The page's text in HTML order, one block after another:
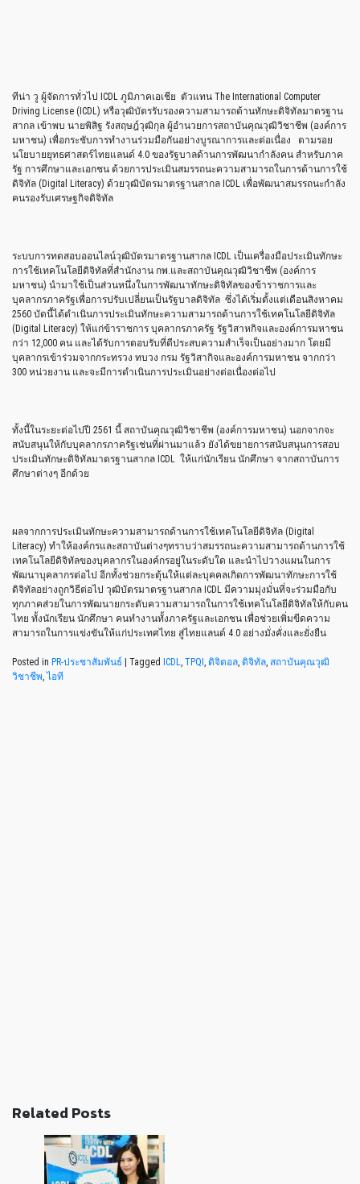
ทีน่า วู ผู้จัดการทั่วไป ICDL ภูมิภาคเอเชีย ตัวแทน The International Computer
Driving License (ICDL) หรือวุฒิบัตรรับรองความสามารถด้านทักษะดิจิทัลมาตรฐาน
สากล เข้าพบ นายพิสิฐ รังสฤษฎ์วุฒิกุล ผู้อำนวยการสถาบันคุณวุฒิวิชาชีพ (องค์การ
มหาชน) เพื่อกระชับการทำงานร่วมมือกันอย่างบูรณาการและต่อเนื่อง ตามรอย
นโยบายยุทธศาสตร์ไทยแลนด์ 4.0 ของรัฐบาลด้านการพัฒนากำลังคน สำหรับภาค
รัฐ การศึกษาและเอกชน ด้วยการประเมินสมรรถนะความสามารถในการด้านการใช้
ดิจิทัล (Digital Literacy) ด้วยวุฒิบัตรมาตรฐานสากล ICDL เพื่อพัฒนาสมรรถนะกำลัง
คนรองรับเศรษฐกิจดิจิทัล
ระบบการทดสอบออนไลน์วุฒิบัตรมาตรฐานสากล ICDL เป็นเครื่องมือประเมินทักษะ
การใช้เทคโนโลยีดิจิทัลที่สำนักงาน กพ.และสถาบันคุณวุฒิวิชาชีพ (องค์การ
มหาชน) นำมาใช้เป็นส่วนหนึ่งในการพัฒนาทักษะดิจิทัลของข้าราชการและ
บุคลากรภาครัฐเพื่อการปรับเปลี่ยนเป็นรัฐบาลดิจิทัล ซึ่งได้เริ่มตั้งแต่เดือนสิงหาคม
2560 บัดนี้ได้ดำเนินการประเมินทักษะความสามารถด้านการใช้เทคโนโลยีดิจิทัล
(Digital Literacy) ให้แก่ข้าราชการ บุคลากรภาครัฐ รัฐวิสาหกิจและองค์การมหาชน
กว่า 12,000 คน และได้รับการตอบรับที่ดีประสบความสำเร็จเป็นอย่างมาก โดยมี
บุคลากรเข้าร่วมจากกระทรวง ทบวง กรม รัฐวิสากิจและองค์การมหาชน จากกว่า
300 หน่วยงาน และจะมีการดำเนินการประเมินอย่างต่อเนื่องต่อไป
ทั้งนี้ในระยะต่อไปปี 2561 นี้ สถาบันคุณวุฒิวิชาชีพ (องค์การมหาชน) นอกจากจะ
สนับสนุนให้กับบุคลากรภาครัฐเช่นที่ผ่านมาแล้ว ยังได้ขยายการสนับสนุนการสอบ
ประเมินทักษะดิจิทัลมาตรฐานสากล ICDL ให้แก่นักเรียน นักศึกษา จากสถาบันการ
ศึกษาต่างๆ อีกด้วย
ผลจากการประเมินทักษะความสามารถด้านการใช้เทคโนโลยีดิจิทัล (Digital
Literacy) ทำให้องค์กรและสถาบันต่างๆทราบว่าสมรรถนะความสามารถด้านการใช้
เทคโนโลยีดิจิทัลของบุคลากรในองค์กรอยู่ในระดับใด และนำไปวางแผนในการ
พัฒนาบุคลากรต่อไป อีกทั้งช่วยกระตุ้นให้แต่ละบุคคลเกิดการพัฒนาทักษะการใช้
ดิจิทัลอย่างถูกวิธีต่อไป วุฒิบัตรมาตรฐานสากล ICDL มีความมุ่งมั่นที่จะร่วมมือกับ
ทุกภาคส่วยในการพัฒนายกระดับความสามารถในการใช้เทคโนโลยีดิจิทัลให้กับคน
ไทย ทั้งนักเรียน นักศึกษา คนทำงานทั้งภาครัฐและเอกชน เพื่อช่วยเพิ่มขีดความ
สามารถในการแข่งขันให้แก่ประเทศไทย สู่ไทยแลนด์ 4.0 อย่างมั่งคั่งและยั่งยืน
Posted in PR-ประชาสัมพันธ์ | Tagged ICDL TPQI ดิจิตอล ดิจิทัล สถาบันคุณวุฒิ
วิชาชีพ ,ไอที
Related Posts